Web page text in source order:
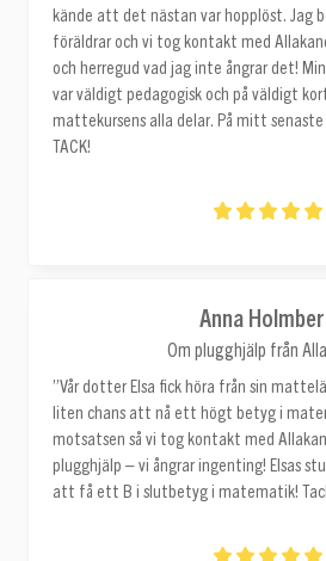
kände att det nästan var hopplöst. Jag
föräldrar och vi tog kontakt med
och herregud vad jag inte ångrar det!
var väldigt pedagogisk och på väldigt
mattekursens alla delar. På mitt
TACK!
Anna
Om plugghjälp från
”Vår dotter Elsa fick höra från sin
liten chans att nå ett högt betyg i
motsatsen så vi tog kontakt med
plugghjälp – vi ångrar ingenting! Elsas
att få ett B i slutbetyg i matematik!